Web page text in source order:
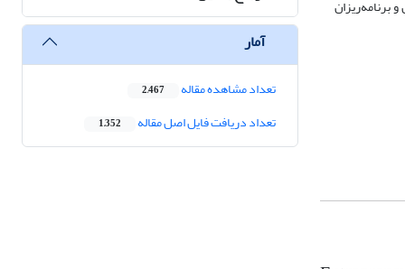
آمار
تعداد مشاهده مقاله 2,467
تعداد دریافت فایل اصل مقاله 1,352